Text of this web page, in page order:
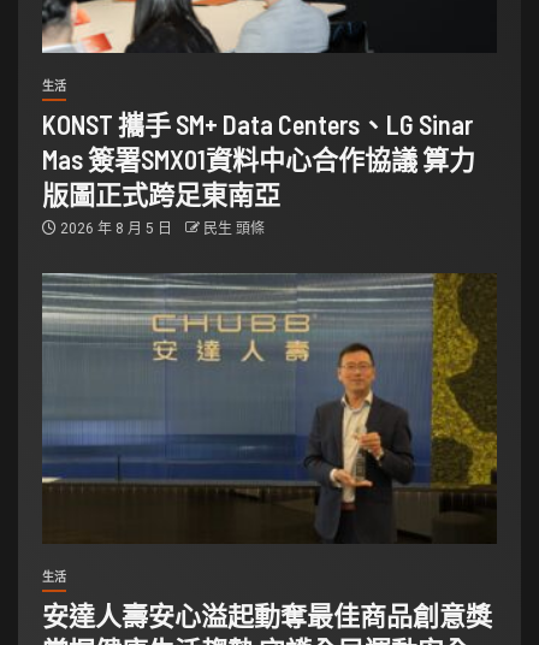
生活
KONST 攜手 SM+ Data Centers、LG Sinar
Mas 簽署SMX01資料中心合作協議 算力
版圖正式跨足東南亞
2026 年 8 月 5 日 民生 頭條
生活
安達人壽安心溢起動奪最佳商品創意獎